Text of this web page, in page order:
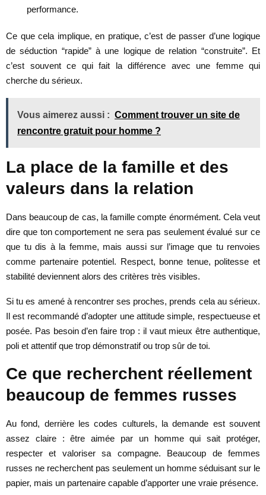
performance.
Ce que cela implique, en pratique, c’est de passer d’une logique
de séduction “rapide” à une logique de relation “construite”. Et
c’est souvent ce qui fait la différence avec une femme qui
cherche du sérieux.
Vous aimerez aussi : Comment trouver un site de
rencontre gratuit pour homme ?
La place de la famille et des
valeurs dans la relation
Dans beaucoup de cas, la famille compte énormément. Cela veut
dire que ton comportement ne sera pas seulement évalué sur ce
que tu dis à la femme, mais aussi sur l’image que tu renvoies
comme partenaire potentiel. Respect, bonne tenue, politesse et
stabilité deviennent alors des critères très visibles.
Si tu es amené à rencontrer ses proches, prends cela au sérieux.
Il est recommandé d’adopter une attitude simple, respectueuse et
posée. Pas besoin d’en faire trop : il vaut mieux être authentique,
poli et attentif que trop démonstratif ou trop sûr de toi.
Ce que recherchent réellement
beaucoup de femmes russes
Au fond, derrière les codes culturels, la demande est souvent
assez claire : être aimée par un homme qui sait protéger,
respecter et valoriser sa compagne. Beaucoup de femmes
russes ne recherchent pas seulement un homme séduisant sur le
papier, mais un partenaire capable d’apporter une vraie présence.